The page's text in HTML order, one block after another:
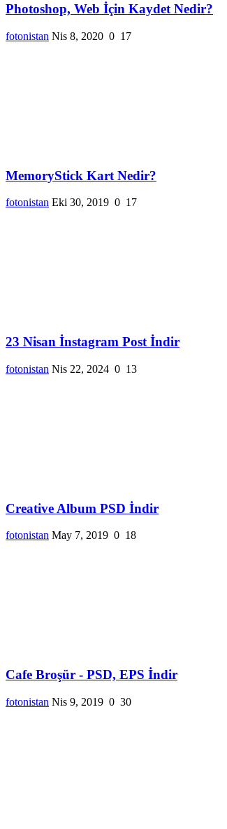
Photoshop, Web İçin Kaydet Nedir?
fotonistan Nis 8, 2020 0 17
MemoryStick Kart Nedir?
fotonistan Eki 30, 2019 0 17
23 Nisan İnstagram Post İndir
fotonistan Nis 22, 2024 0 13
Creative Album PSD İndir
fotonistan May 7, 2019 0 18
Cafe Broşür - PSD, EPS İndir
fotonistan Nis 9, 2019 0 30